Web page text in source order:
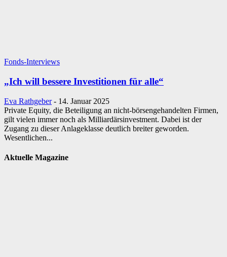
Fonds-Interviews
„Ich will bessere Investitionen für alle“
Eva Rathgeber - 14. Januar 2025
Private Equity, die Beteiligung an nicht-börsengehandelten Firmen,
gilt vielen immer noch als Milliardärsinvestment. Dabei ist der
Zugang zu dieser Anlageklasse deutlich breiter geworden.
Wesentlichen...
Aktuelle Magazine